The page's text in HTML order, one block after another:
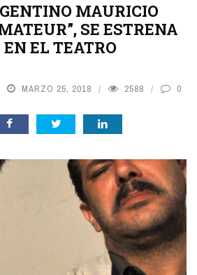
MAURICIO
SE ESTRENA
EL TEATRO
MARZO 25, 2018 2588 0